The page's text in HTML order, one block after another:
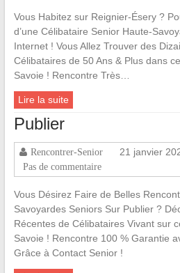
Vous Habitez sur Reignier-Ésery ?
d’une Célibataire Senior Haute-
Internet ! Vous Allez Trouver des
Célibataires de 50 Ans & Plus dans
Savoie ! Rencontre Très…
Lire la suite
Publier
Rencontrer-Senior 21 janvier
Pas de commentaire
Vous Désirez Faire de Belles
Savoyardes Seniors Sur Publier ?
Récentes de Célibataires Vivant sur
Savoie ! Rencontre 100 % Garantie
Grâce à Contact Senior !